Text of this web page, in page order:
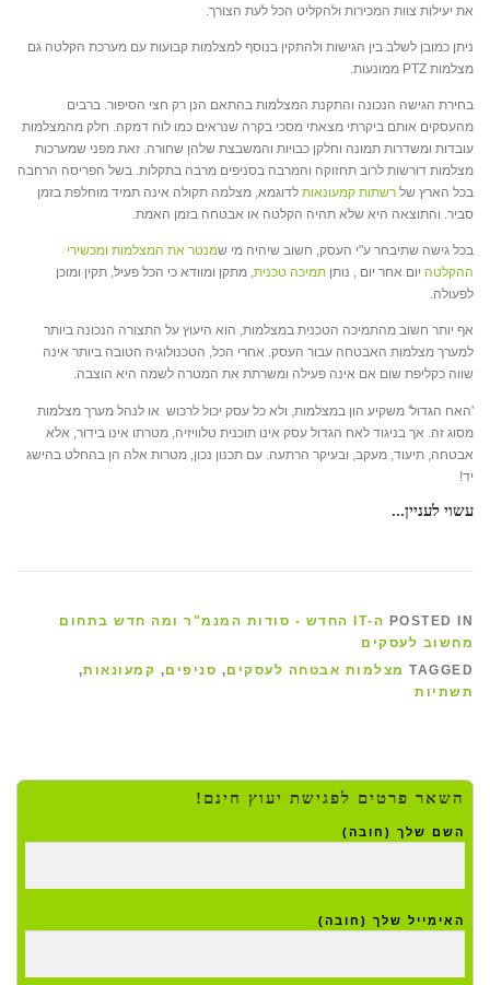
את יעילות צוות המכירות ולהקליט הכל לעת הצורך.
ניתן כמובן לשלב בין הגישות ולהתקין בנוסף למצלמות קבועות עם מערכת הקלטה גם
מצלמות PTZ ממונעות.
בחירת הגישה הנכונה והתקנת המצלמות בהתאם הנן רק חצי הסיפור. ברבים
מהעסקים אותם ביקרתי מצאתי מסכי בקרה שנראים כמו לוח דמקה. חלק מהמצלמות
עובדות ומשדרות תמונה וחלקן כבויות והמשבצת שלהן שחורה. זאת מפני שמערכות
מצלמות דורשות לרוב תחזוקה והמרבה בסניפים מרבה בתקלות. בשל הפריסה הרחבה
בכל הארץ של רשתות קמעונאות לדוגמא, מצלמה תקולה אינה תמיד מוחלפת בזמן
סביר. והתוצאה היא שלא תהיה הקלטה או אבטחה בזמן האמת.
בכל גישה שתיבחר ע"י העסק, חשוב שיהיה מי שמנטר את המצלמות ומכשירי
ההקלטה יום אחר יום , נותן תמיכה טכנית, מתקן ומוודא כי הכל פעיל, תקין ומוכן
לפעולה.
אף יותר חשוב מהתמיכה הטכנית במצלמות, הוא היעוץ על התצורה הנכונה ביותר
למערך מצלמות האבטחה עבור העסק. אחרי הכל, הטכנולוגיה הטובה ביותר אינה
שווה כקליפת שום אם אינה פעילה ומשרתת את המטרה לשמה היא הוצבה.
'האח הגדול' משקיע הון במצלמות, ולא כל עסק יכול לרכוש או לנהל מערך מצלמות
מסוג זה. אך בניגוד לאח הגדול עסק אינו תוכנית טלוויזיה, מטרתו אינו בידור, אלא
אבטחה, תיעוד, מעקב, ובעיקר הרתעה. עם תכנון נכון, מטרות אלה הן בהחלט בהישג
יד!
עשוי לעניין...
POSTED IN
ה-IT החדש - סודות המנמ"ר ומה חדש בתחום
מחשוב לעסקים
TAGGED מצלמות אבטחה לעסקים, סניפים, קמעונאות,
תשתיות
השאר פרטים לפגישת יעוץ חינם!
השם שלך (חובה)
האימייל שלך (חובה)